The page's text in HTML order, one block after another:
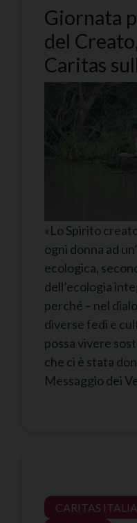
Giornata
del
Caritas
«Lo Spirito
ogni donna ad
ecologica,
dell’ecologia
perché – nel
diverse fedi e
possa vivere
che ci è stata
Messaggio dei
CARITAS